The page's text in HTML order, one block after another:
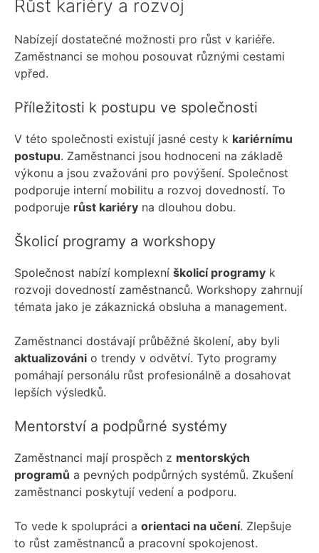
Růst kariéry a rozvoj
Nabízejí dostatečné možnosti pro růst v kariéře.
Zaměstnanci se mohou posouvat různými cestami
vpřed.
Příležitosti k postupu ve společnosti
V této společnosti existují jasné cesty k kariérnímu
postupu. Zaměstnanci jsou hodnoceni na základě
výkonu a jsou zvažováni pro povýšení. Společnost
podporuje interní mobilitu a rozvoj dovedností. To
podporuje růst kariéry na dlouhou dobu.
Školicí programy a workshopy
Společnost nabízí komplexní školicí programy k
rozvoji dovedností zaměstnanců. Workshopy zahrnují
témata jako je zákaznická obsluha a management.
Zaměstnanci dostávají průběžné školení, aby byli
aktualizováni o trendy v odvětví. Tyto programy
pomáhají personálu růst profesionálně a dosahovat
lepších výsledků.
Mentorství a podpůrné systémy
Zaměstnanci mají prospěch z mentorských
programů a pevných podpůrných systémů. Zkušení
zaměstnanci poskytují vedení a podporu.
To vede k spolupráci a orientaci na učení. Zlepšuje
to růst zaměstnanců a pracovní spokojenost.